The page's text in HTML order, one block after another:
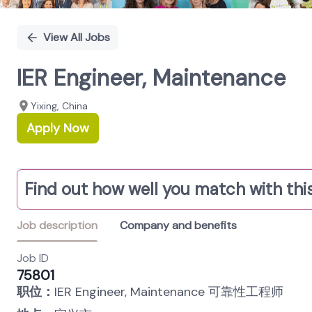
View All Jobs
IER Engineer, Maintenance
Yixing, China
Apply Now
Find out how well you match with
Job description Company and benefits
Job ID
75801
职位： IER Engineer, Maintenance 可靠性工程师